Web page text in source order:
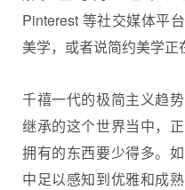
Pinterest 等社交媒体平
美学，或者说简约美学正
千禧一代的极简主义趋
继承的这个世界当中，
拥有的东西要少得多。
中足以感知到优雅和成